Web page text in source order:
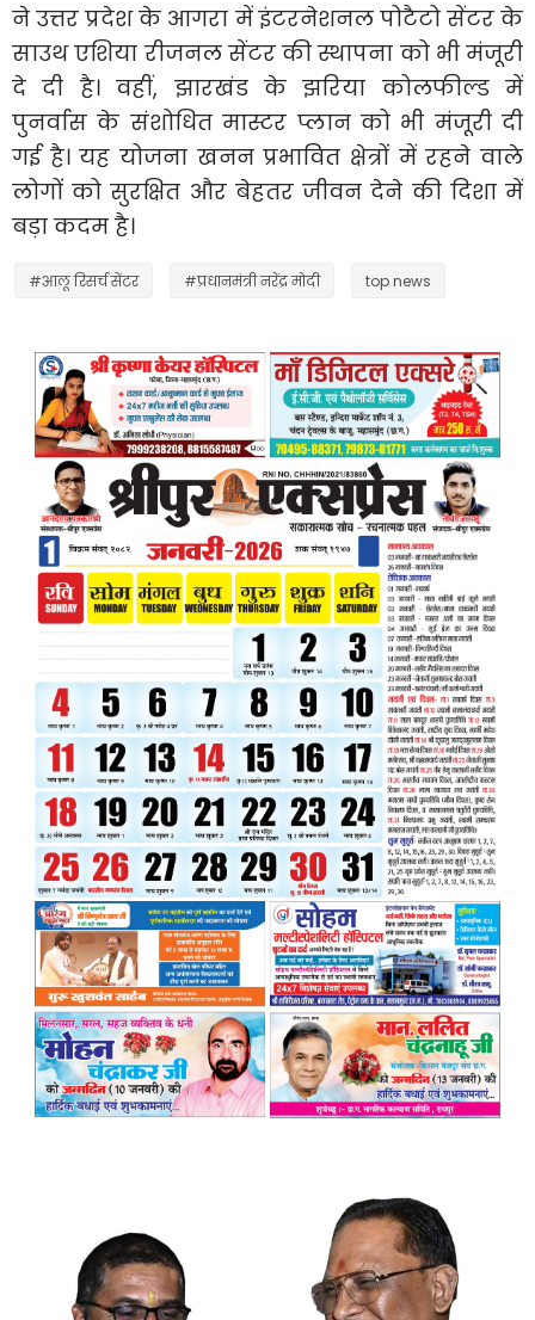
ने उत्तर प्रदेश के आगरा में इंटरनेशनल पोटैटो सेंटर के
साउथ एशिया रीजनल सेंटर की स्थापना को भी मंजूरी
दे दी है। वहीं, झारखंड के झरिया कोलफील्ड में
पुनर्वास के संशोधित मास्टर प्लान को भी मंजूरी दी
गई है। यह योजना खनन प्रभावित क्षेत्रों में रहने वाले
लोगों को सुरक्षित और बेहतर जीवन देने की दिशा में
बड़ा कदम है।
#आलू रिसर्च सेंटर #प्रधानमंत्री नरेंद्र मोदी top news